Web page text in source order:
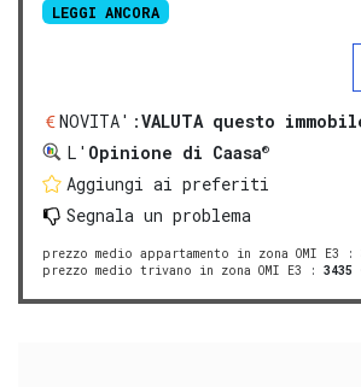
LEGGI ANCORA
NOVITA':VALUTA questo
L' Opinione di Caasa®
Aggiungi ai preferiti
Segnala un problema
prezzo medio appartamento in zona OMI E3 :
prezzo medio trivano in zona OMI E3 : 3435